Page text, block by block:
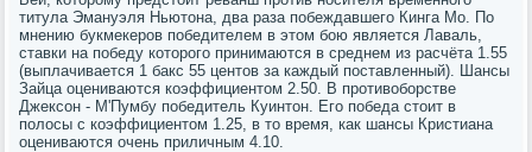
титула Эмануэля Ньютона, два раза побеждавшего Кинга Мо. По
мнению букмекеров победителем в этом бою является Лаваль,
ставки на победу которого принимаются в среднем из расчёта 1.55
(выплачивается 1 бакс 55 центов за каждый поставленный). Шансы
Зайца оцениваются коэффициентом 2.50. В противоборстве
Джексон - М'Пумбу победитель Куинтон. Его победа стоит в
полосы с коэффициентом 1.25, в то время, как шансы Кристиана
оцениваются очень приличным 4.10.